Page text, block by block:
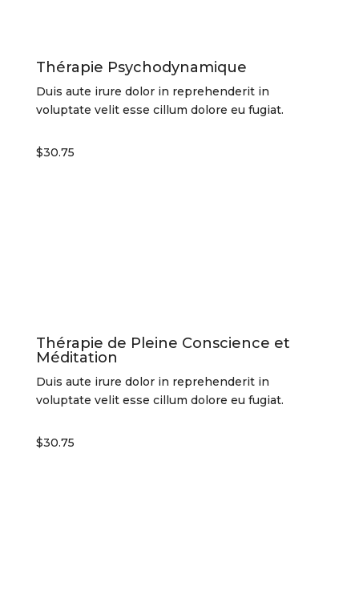
Thérapie Psychodynamique
Duis aute irure dolor in reprehenderit in
voluptate velit esse cillum dolore eu fugiat.
$30.75
Thérapie de Pleine Conscience et
Méditation
Duis aute irure dolor in reprehenderit in
voluptate velit esse cillum dolore eu fugiat.
$30.75